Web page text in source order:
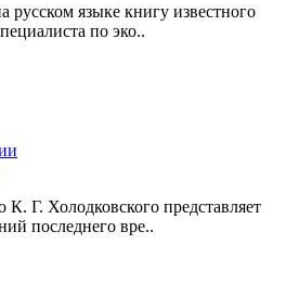
языке книгу известного
по эко..
К. Г. Холодковского представляет
последнего вре..